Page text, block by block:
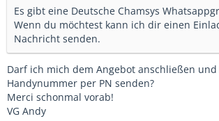
Es gibt eine Deutsche Chamsys
Wenn du möchtest kann ich dir einen
Nachricht senden.
Darf ich mich dem Angebot anschließen
Handynummer per PN senden?
Merci schonmal vorab!
VG Andy